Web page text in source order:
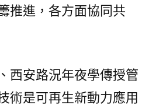
推進，各方面協同共
西安路況年夜學傳授管
術是可再生新動力應用